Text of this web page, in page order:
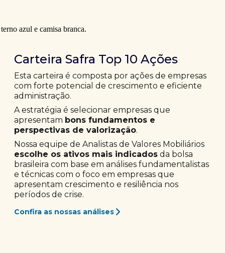
Carteira Safra Top 10 Ações
Esta carteira é composta por ações de empresas
com forte potencial de crescimento e eficiente
administração.
A estratégia é selecionar empresas que
apresentam bons fundamentos e
perspectivas de valorização.
Nossa equipe de Analistas de Valores Mobiliários
escolhe os ativos mais indicados da bolsa
brasileira com base em análises fundamentalistas
e técnicas com o foco em empresas que
apresentam crescimento e resiliência nos
períodos de crise.
Confira as nossas análises